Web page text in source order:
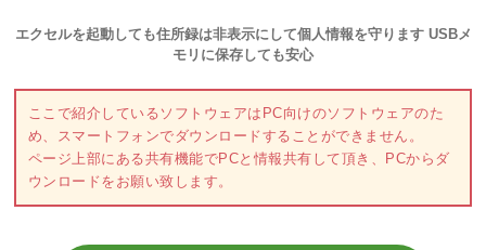
エクセルを起動しても住所録は非表示にして個人情報を守ります USBメ
モリに保存しても安心
ここで紹介しているソフトウェアはPC向けのソフトウェアのた
め、スマートフォンでダウンロードすることができません。
ページ上部にある共有機能でPCと情報共有して頂き、PCからダ
ウンロードをお願い致します。